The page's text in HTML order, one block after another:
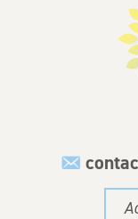
Hacklink panel